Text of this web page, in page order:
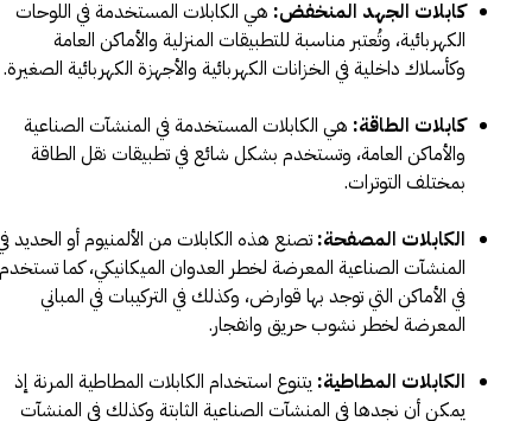
كابلات الجهد المنخفض: هي الكابلات المستخدمة في اللوحات
الكهربائية، وتُعتبر مناسبة للتطبيقات المنزلية والأماكن العامة
وكأسلاك داخلية في الخزانات الكهربائية والأجهزة الكهربائية الصغيرة.
كابلات الطاقة: هي الكابلات المستخدمة في المنشآت الصناعية
والأماكن العامة، وتستخدم بشكل شائع في تطبيقات نقل الطاقة
بمختلف التوترات.
الكابلات المصفحة: تصنع هذه الكابلات من الألمنيوم أو الحديد
المنشآت الصناعية المعرضة لخطر العدوان الميكانيكي، كما تستخدم
في الأماكن التي توجد بها قوارض، وكذلك في التركيبات في المباني
المعرضة لخطر نشوب حريق وانفجار.
الكابلات المطاطية: يتنوع استخدام الكابلات المطاطية المرنة إذ
يمكن أن نجدها في المنشآت الصناعية الثابتة وكذلك في المنشآت